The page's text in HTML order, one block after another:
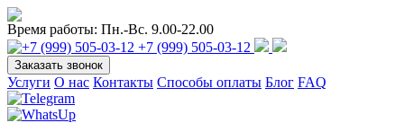
Время работы: Пн.-Вс. 9.00-22.00
+7 (999) 505-03-12
Заказать звонок
Услуги О нас Контакты Способы оплаты Блог FAQ